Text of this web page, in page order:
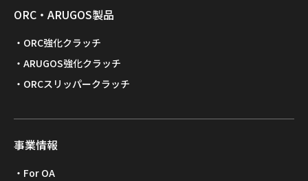
ORC・ARUGOS製品
ORC強化クラッチ
ARUGOS強化クラッチ
ORCスリッパークラッチ
事業情報
For OA